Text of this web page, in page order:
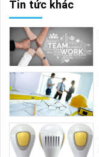
Tin tức khác